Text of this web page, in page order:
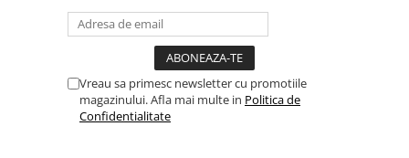
Vreau sa primesc newsletter cu promotiile
magazinului. Afla mai multe in Politica de
Confidentialitate